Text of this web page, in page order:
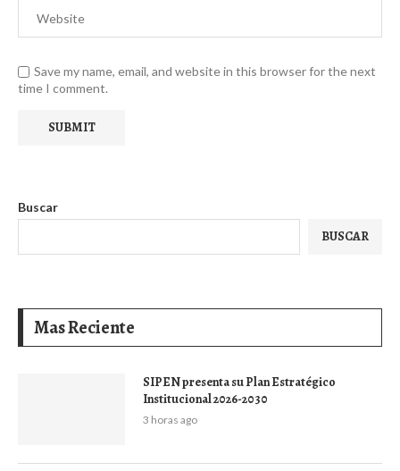
Save my name, email, and website in this browser for the next
time I comment.
Buscar
BUSCAR
Mas Reciente
SIPEN presenta su Plan Estratégico
Institucional 2026-2030
3 horas ago